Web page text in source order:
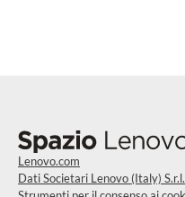
Lenovo.com
Dati Societari Lenovo (Italy) S.r.l.